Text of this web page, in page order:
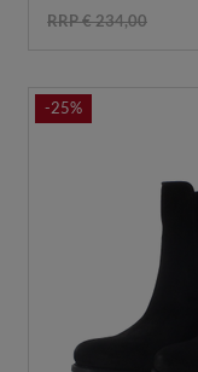
RRP € 234,00
-25%